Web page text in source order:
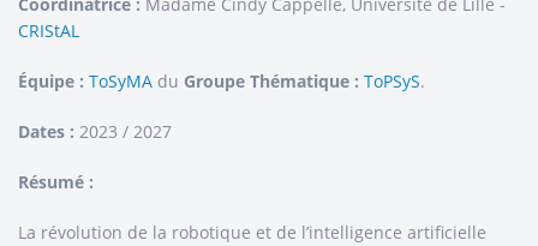
CRIStAL
Équipe : ToSyMA du Groupe Thématique : ToPSyS.
Dates : 2023 / 2027
Résumé :
La révolution de la robotique et de l’intelligence artificielle